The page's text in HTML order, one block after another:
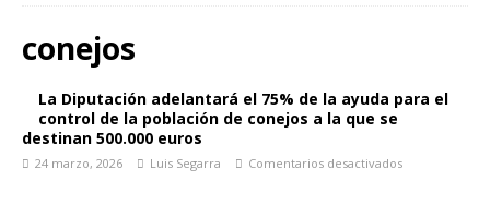
conejos
La Diputación adelantará el 75% de la ayuda para el
control de la población de conejos a la que se
destinan 500.000 euros
24 marzo, 2026 Luis Segarra Comentarios desactivados